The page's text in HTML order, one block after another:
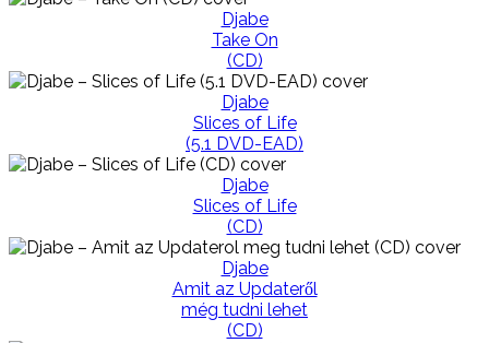
Djabe
Take On
(CD)
Djabe
Slices of Life
(5.1 DVD-EAD)
Djabe
Slices of Life
(CD)
Djabe
Amit az Updateről
még tudni lehet
(CD)